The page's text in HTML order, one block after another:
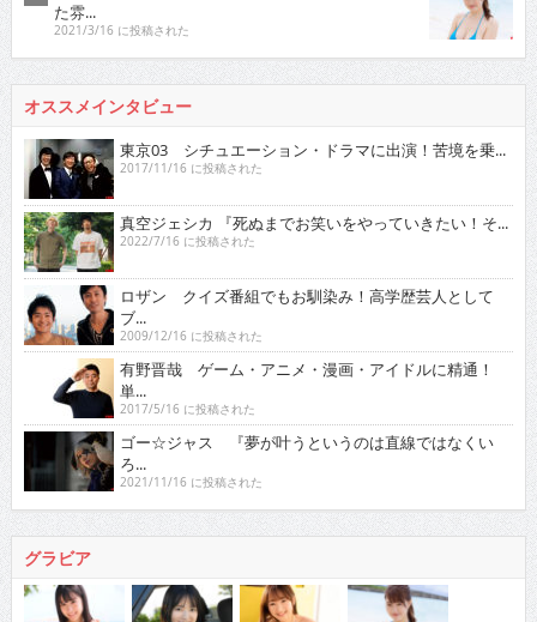
た雰...
2021/3/16 に投稿された
オススメインタビュー
東京03 シチュエーション・ドラマに出演！苦境を乗...
2017/11/16 に投稿された
真空ジェシカ 『死ぬまでお笑いをやっていきたい！そ...
2022/7/16 に投稿された
ロザン クイズ番組でもお馴染み！高学歴芸人として
ブ...
2009/12/16 に投稿された
有野晋哉 ゲーム・アニメ・漫画・アイドルに精通！
単...
2017/5/16 に投稿された
ゴー☆ジャス 『夢が叶うというのは直線ではなくい
ろ...
2021/11/16 に投稿された
グラビア